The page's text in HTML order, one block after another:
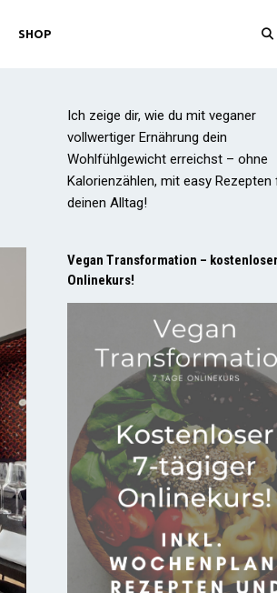
SHOP
Ich zeige dir, wie du mit veganer
vollwertiger Ernährung dein
Wohlfühlgewicht erreichst – ohne
Kalorienzählen, mit easy Rezepten
deinen Alltag!
Vegan Transformation – kostenloser
Onlinekurs!